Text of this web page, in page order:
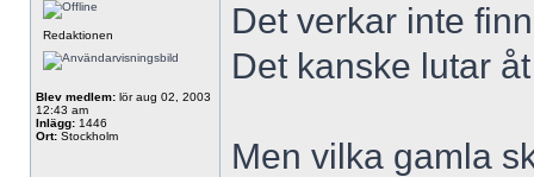
Redaktionen
Blev medlem: lör aug 02, 2003
12:43 am
Inlägg: 1446
Ort: Stockholm
Det verkar inte
Det kanske lutar
Men vilka gamla